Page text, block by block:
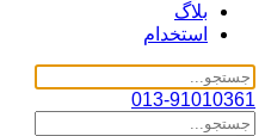
بلاگ
استخدام
013-91010361